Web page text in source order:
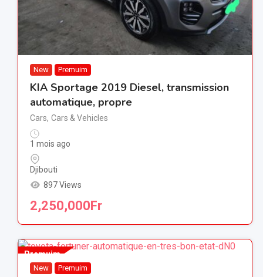
New Premuim
KIA Sportage 2019 Diesel, transmission
automatique, propre
Cars, Cars & Vehicles
1 mois ago
Djibouti
897 Views
2,250,000Fr
Premuim
New Premuim